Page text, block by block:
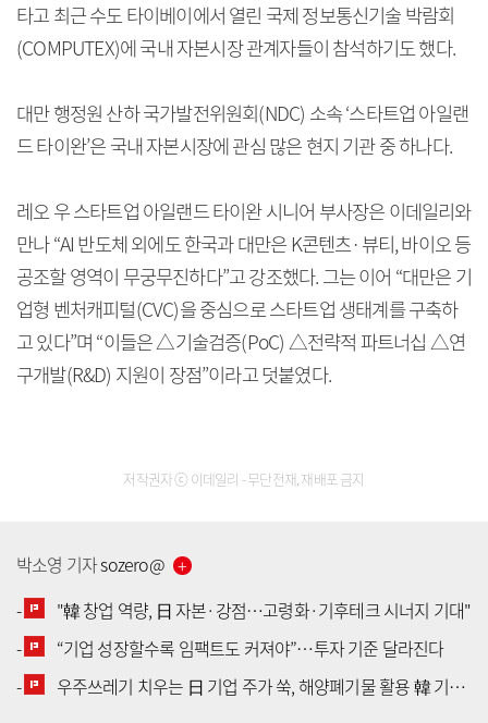
타고 최근 수도 타이베이에서 열린 국제 정보통신기술 박람회
(COMPUTEX)에 국내 자본시장 관계자들이 참석하기도 했다.
대만 행정원 산하 국가발전위원회(NDC) 소속 ‘스타트업 아일랜
드 타이완’은 국내 자본시장에 관심 많은 현지 기관 중 하나다.
레오 우 스타트업 아일랜드 타이완 시니어 부사장은 이데일리와
만나 “AI 반도체 외에도 한국과 대만은 K콘텐츠·뷰티, 바이오 등
공조할 영역이 무궁무진하다”고 강조했다. 그는 이어 “대만은 기
업형 벤처캐피털(CVC)을 중심으로 스타트업 생태계를 구축하
고 있다”며 “이들은 △기술검증(PoC) △전략적 파트너십 △연
구개발(R&D) 지원이 장점”이라고 덧붙였다.
저작권자 ⓒ 이데일리 - 무단전재, 재배포 금지
박소영 기자sozero@
-
"韓 창업 역량, 日 자본·강점…고령화·기후테크 시너지 기대"
-
“기업 성장할수록 임팩트도 커져야”…투자 기준 달라진다
-
우주쓰레기 치우는 日 기업 주가 쑥, 해양폐기물 활용 韓 기업 투자 봇물
[공지] 유료서비스 가입 안내